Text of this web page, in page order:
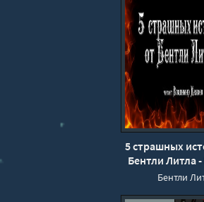
5 страшных
Бентли Литла
Литл
Бентли